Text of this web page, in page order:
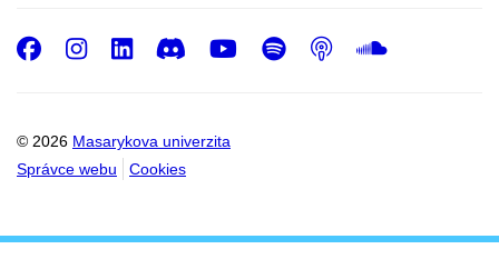
© 2026 Masarykova univerzita
Správce webu
Cookies
Facebook
Instagram
LinkedIn
DiscordYoutube
Spotify
Podcast